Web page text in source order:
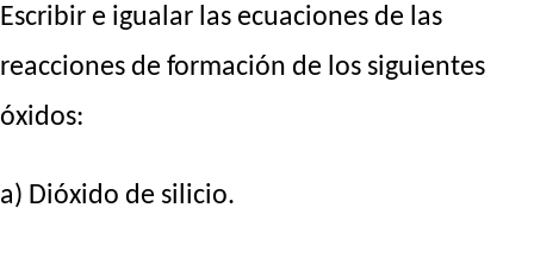
Escribir e igualar las ecuaciones de las
reacciones de formación de los siguientes
óxidos:
a) Dióxido de silicio.